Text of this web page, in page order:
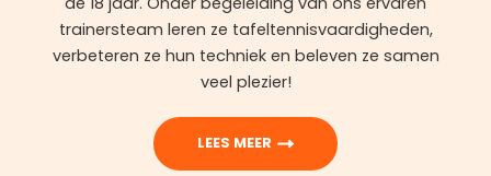
trainersteam leren ze tafeltennisvaardigheden,
verbeteren ze hun techniek en beleven ze samen
veel plezier!
LEES MEER